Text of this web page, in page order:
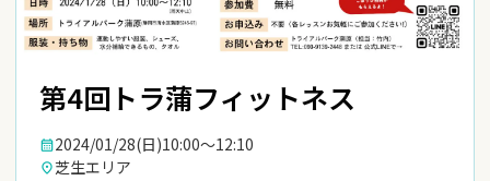
第4回トラ蒲フィットネス
calendar_month2024/01/28(日)10:00〜12:10
place芝生エリア